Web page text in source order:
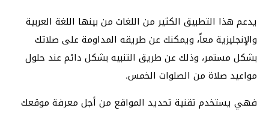
يدعم هذا التطبيق الكثير من اللغات من بينها اللغة العربية
والإنجليزية معاً، ويمكنك عن طريقه المداومة على صلاتك
بشكل مستمر، وذلك عن طريق التنبيه بشكل دائم عند حلول
مواعيد صلاة من الصلوات الخمس.
فهي يستخدم تقنية تحديد المواقع من أجل معرفة موقعك